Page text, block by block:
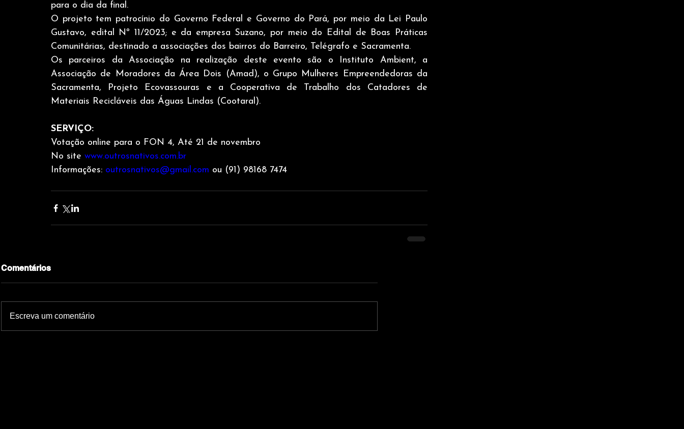
para o dia da final.
O projeto tem patrocínio do Governo Federal e Governo do Pará, por meio da Lei Paulo
Gustavo, edital Nº 11/2023; e da empresa Suzano, por meio do Edital de Boas Práticas
Comunitárias, destinado a associações dos bairros do Barreiro, Telégrafo e Sacramenta.
Os parceiros da Associação na realização deste evento são o Instituto Ambient, a
Associação de Moradores da Área Dois (Amad), o Grupo Mulheres Empreendedoras da
Sacramenta, Projeto Ecovassouras e a Cooperativa de Trabalho dos Catadores de
Materiais Recicláveis das Águas Lindas (Cootaral).
SERVIÇO:
Votação online para o FON 4, Até 21 de novembro
No site www.outrosnativos.com.br
Informações: outrosnativos@gmail.com ou (91) 98168 7474
Comentários
Escreva um comentário